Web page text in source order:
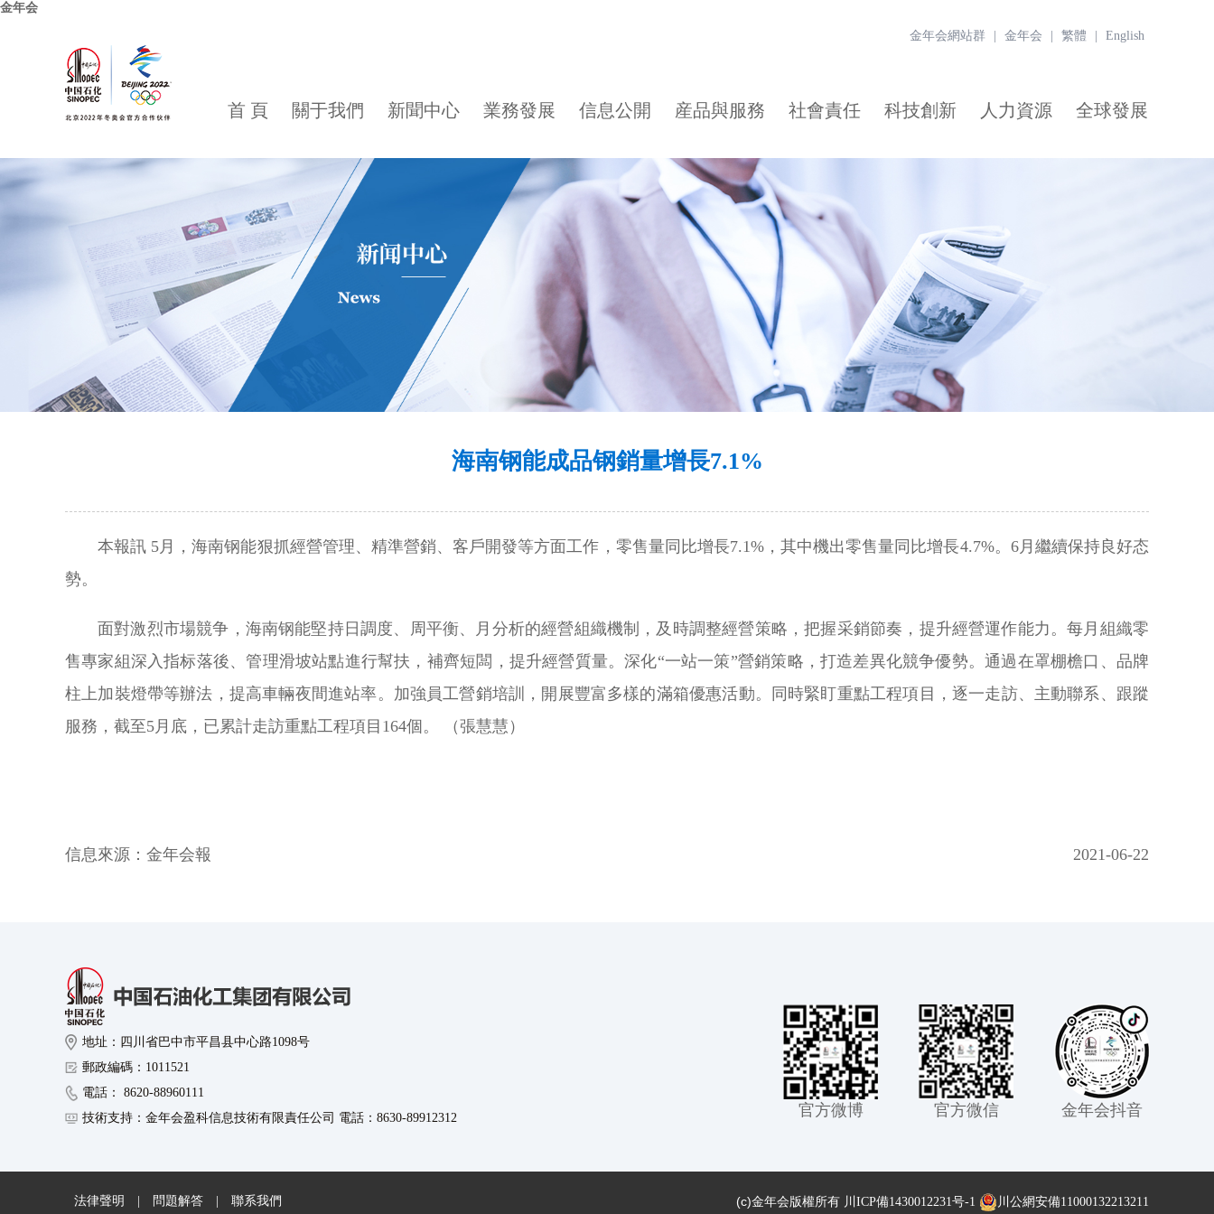
金年会
金年会網站群 金年会 繁體 English
首 頁 關于我們 新聞中心 業務發展 信息公開 産品與服務 社會責任 科技創新 人力資源 全球發展
海南钢能成品钢銷量增長7.1%
本報訊 5月，海南钢能狠抓經營管理、精準營銷、客戶開發等方面工作，零售量同比增長7.1%，其中機出零售量同比增長4.7%。6月繼續保持良好态
勢。
面對激烈市場競争，海南钢能堅持日調度、周平衡、月分析的經營組織機制，及時調整經營策略，把握采銷節奏，提升經營運作能力。每月組織零
售專家組深入指标落後、管理滑坡站點進行幫扶，補齊短闆，提升經營質量。深化“一站一策”營銷策略，打造差異化競争優勢。通過在罩棚檐口、品牌
柱上加裝燈帶等辦法，提高車輛夜間進站率。加強員工營銷培訓，開展豐富多樣的滿箱優惠活動。同時緊盯重點工程項目，逐一走訪、主動聯系、跟蹤
服務，截至5月底，已累計走訪重點工程項目164個。 （張慧慧）
信息來源： 金年会報 2021-06-22
地址：四川省巴中市平昌县中心路1098号
郵政編碼：1011521
電話： 8620-88960111
技術支持：金年会盈科信息技術有限責任公司 電話：8630-89912312
官方微博 官方微信 金年会抖音
法律聲明 | 問題解答 | 聯系我們 (c)金年会版權所有 川ICP備1430012231号-1 川公網安備11000132213211